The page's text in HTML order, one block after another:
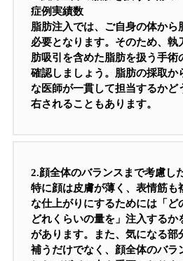
症例実績数
脂肪注入では、ご自身の体から
必要となります。そのため、執
肪吸引を含めた脂肪を扱う手術
確認しましょう。脂肪の採取か
な医師が一貫して担当するかど
右されることもあります。
2.顔全体のバランスまで考慮し
特に顔は皮膚が薄く、表情筋も
な仕上がりにするためには「ど
どれくらいの量を」注入するか
があります。また、気になる部
補うだけでなく、顔全体のバラ